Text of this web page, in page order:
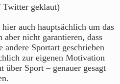
Twitter geklaut)
auch hauptsächlich um das
nicht garantieren, dass
Sportart geschrieben
zur eigenen Motivation
über Sport – genauer gesagt